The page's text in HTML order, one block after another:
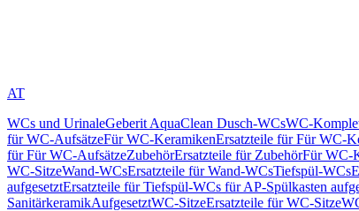
AT
WCs und UrinaleGeberit AquaClean Dusch-WCsWC-
für WC-AufsätzeFür WC-KeramikenErsatzteile für Für WC-
für Für WC-AufsätzeZubehörErsatzteile für ZubehörFür WC-
WC-SitzeWand-WCsErsatzteile für Wand-WCsTiefspül-WCs
aufgesetztErsatzteile für Tiefspül-WCs für AP-Spülkasten
SanitärkeramikAufgesetztWC-SitzeErsatzteile für WC-Sitze